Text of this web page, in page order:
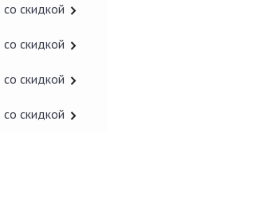
со скидкой
со скидкой
со скидкой
со скидкой